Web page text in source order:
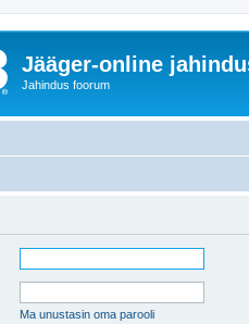
Jääger-online
Jahindus foorum
Ma unustasin oma parooli